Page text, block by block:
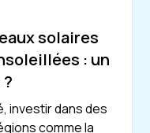
solaires
: un
investir dans des
comme la